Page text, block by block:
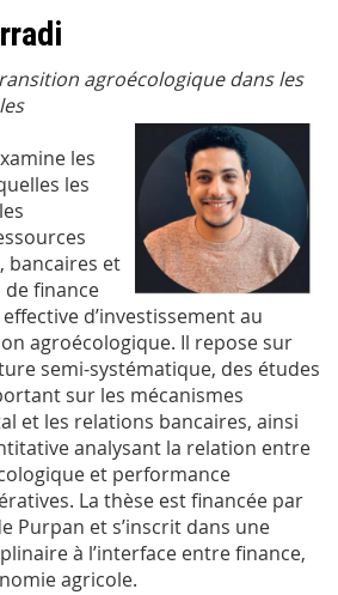
agroécologique dans les
les
les
bancaires et
finance
d’investissement au
agroécologique. Il repose sur
semi-systématique, des études
sur les mécanismes
et les relations bancaires, ainsi
analysant la relation entre
et performance
La thèse est financée par
Purpan et s’inscrit dans une
à l’interface entre finance,
agricole.